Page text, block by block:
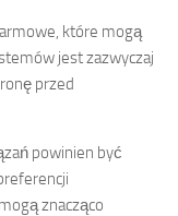
które mogą
jest zazwyczaj
przed
powinien być
mogą znacząco